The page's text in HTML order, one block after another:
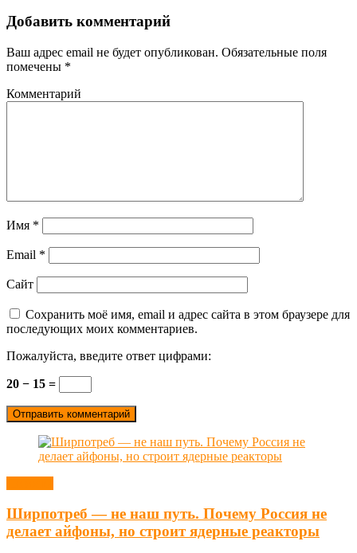
Добавить комментарий
Ваш адрес email не будет опубликован. Обязательные поля
помечены *
Комментарий
Имя *
Email *
Сайт
Сохранить моё имя, email и адрес сайта в этом браузере для
последующих моих комментариев.
Пожалуйста, введите ответ цифрами:
20 − 15 =
Ширпотреб — не наш путь. Почему Россия не
делает айфоны, но строит ядерные реакторы